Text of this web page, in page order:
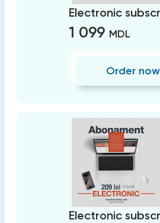
Electronic
1 099 MDL
Order now
Electronic